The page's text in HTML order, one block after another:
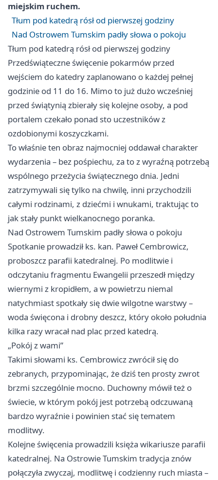
miejskim ruchem.
Tłum pod katedrą rósł od pierwszej godziny
Nad Ostrowem Tumskim padły słowa o pokoju
Tłum pod katedrą rósł od pierwszej godziny
Przedświąteczne święcenie pokarmów przed
wejściem do katedry zaplanowano o każdej pełnej
godzinie od 11 do 16. Mimo to już dużo wcześniej
przed świątynią zbierały się kolejne osoby, a pod
portalem czekało ponad sto uczestników z
ozdobionymi koszyczkami.
To właśnie ten obraz najmocniej oddawał charakter
wydarzenia – bez pośpiechu, za to z wyraźną potrzebą
wspólnego przeżycia świątecznego dnia. Jedni
zatrzymywali się tylko na chwilę, inni przychodzili
całymi rodzinami, z dziećmi i wnukami, traktując to
jak stały punkt wielkanocnego poranka.
Nad Ostrowem Tumskim padły słowa o pokoju
Spotkanie prowadził ks. kan. Paweł Cembrowicz,
proboszcz parafii katedralnej. Po modlitwie i
odczytaniu fragmentu Ewangelii przeszedł między
wiernymi z kropidłem, a w powietrzu niemal
natychmiast spotkały się dwie wilgotne warstwy –
woda święcona i drobny deszcz, który około południa
kilka razy wracał nad plac przed katedrą.
„Pokój z wami”
Takimi słowami ks. Cembrowicz zwrócił się do
zebranych, przypominając, że dziś ten prosty zwrot
brzmi szczególnie mocno. Duchowny mówił też o
świecie, w którym pokój jest potrzebą odczuwaną
bardzo wyraźnie i powinien stać się tematem
modlitwy.
Kolejne święcenia prowadzili księża wikariusze parafii
katedralnej. Na Ostrowie Tumskim tradycja znów
połączyła zwyczaj, modlitwę i codzienny ruch miasta –